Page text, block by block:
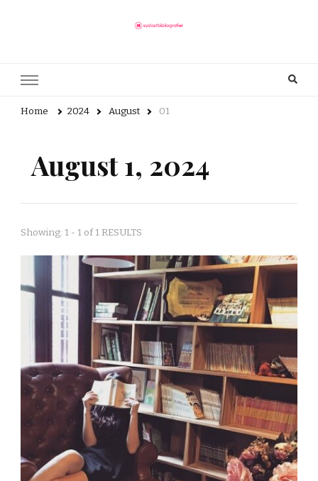
Home 2024 August 01
August 1, 2024
Showing: 1 - 1 of 1 RESULTS